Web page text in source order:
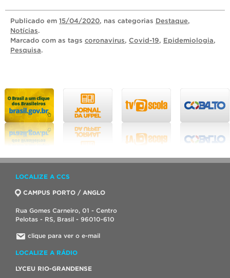
Publicado em 15/04/2020, nas categorias Destaque,
Notícias.
Marcado com as tags coronavirus, Covid-19, Epidemiologia,
Pesquisa.
LOCALIZE A CCS
CAMPUS PORTO / ANGLO
Rua Gomes Carneiro, 01 - Centro
Pelotas - RS, Brasil - 96010-610
clique para ver o e-mail
LOCALIZE A RÁDIO
LYCEU RIO-GRANDENSE